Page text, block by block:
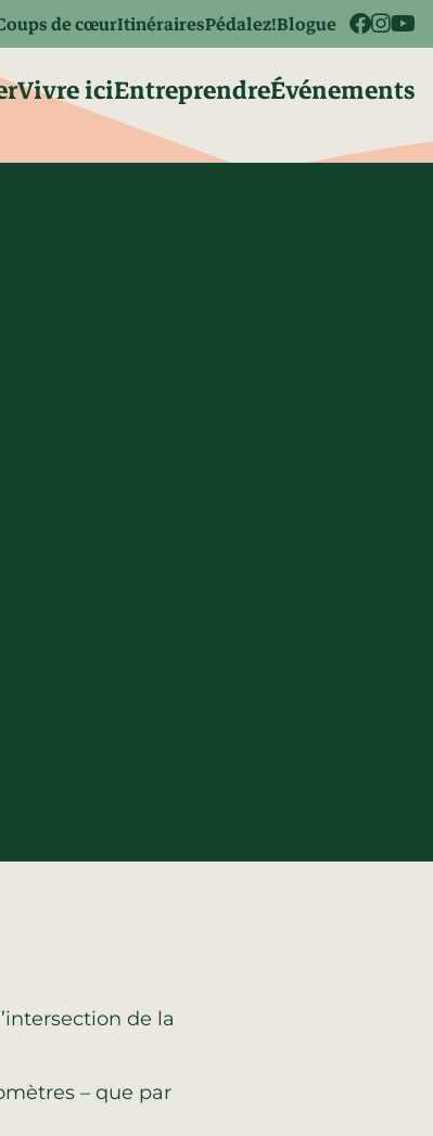
de cœurItinérairesPédalez!Blogue
Vivre iciEntreprendreÉvénements
de la
– que par